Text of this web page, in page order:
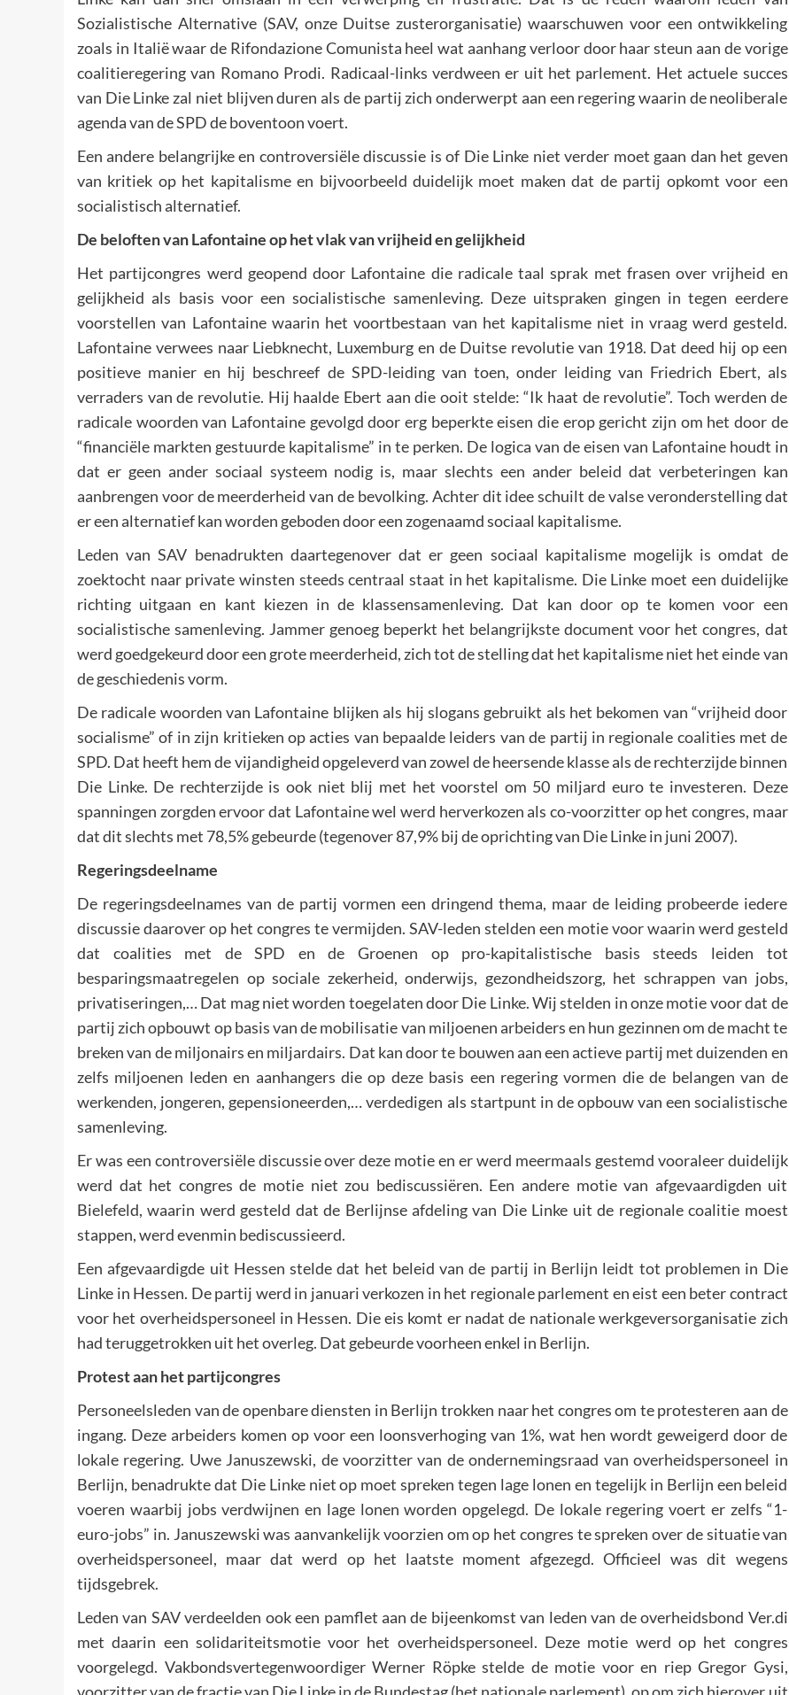
Sozialistische Alternative (SAV, onze Duitse zusterorganisatie) waarschuwen voor een ontwikkeling
zoals in Italië waar de Rifondazione Comunista heel wat aanhang verloor door haar steun aan de vorige
coalitieregering van Romano Prodi. Radicaal-links verdween er uit het parlement. Het actuele succes
van Die Linke zal niet blijven duren als de partij zich onderwerpt aan een regering waarin de neoliberale
agenda van de SPD de boventoon voert.
Een andere belangrijke en controversiële discussie is of Die Linke niet verder moet gaan dan het geven
van kritiek op het kapitalisme en bijvoorbeeld duidelijk moet maken dat de partij opkomt voor een
socialistisch alternatief.
De beloften van Lafontaine op het vlak van vrijheid en gelijkheid
Het partijcongres werd geopend door Lafontaine die radicale taal sprak met frasen over vrijheid en
gelijkheid als basis voor een socialistische samenleving. Deze uitspraken gingen in tegen eerdere
voorstellen van Lafontaine waarin het voortbestaan van het kapitalisme niet in vraag werd gesteld.
Lafontaine verwees naar Liebknecht, Luxemburg en de Duitse revolutie van 1918. Dat deed hij op een
positieve manier en hij beschreef de SPD-leiding van toen, onder leiding van Friedrich Ebert, als
verraders van de revolutie. Hij haalde Ebert aan die ooit stelde: “Ik haat de revolutie”. Toch werden de
radicale woorden van Lafontaine gevolgd door erg beperkte eisen die erop gericht zijn om het door de
“financiële markten gestuurde kapitalisme” in te perken. De logica van de eisen van Lafontaine houdt in
dat er geen ander sociaal systeem nodig is, maar slechts een ander beleid dat verbeteringen kan
aanbrengen voor de meerderheid van de bevolking. Achter dit idee schuilt de valse veronderstelling dat
er een alternatief kan worden geboden door een zogenaamd sociaal kapitalisme.
Leden van SAV benadrukten daartegenover dat er geen sociaal kapitalisme mogelijk is omdat de
zoektocht naar private winsten steeds centraal staat in het kapitalisme. Die Linke moet een duidelijke
richting uitgaan en kant kiezen in de klassensamenleving. Dat kan door op te komen voor een
socialistische samenleving. Jammer genoeg beperkt het belangrijkste document voor het congres, dat
werd goedgekeurd door een grote meerderheid, zich tot de stelling dat het kapitalisme niet het einde van
de geschiedenis vorm.
De radicale woorden van Lafontaine blijken als hij slogans gebruikt als het bekomen van “vrijheid door
socialisme” of in zijn kritieken op acties van bepaalde leiders van de partij in regionale coalities met de
SPD. Dat heeft hem de vijandigheid opgeleverd van zowel de heersende klasse als de rechterzijde binnen
Die Linke. De rechterzijde is ook niet blij met het voorstel om 50 miljard euro te investeren. Deze
spanningen zorgden ervoor dat Lafontaine wel werd herverkozen als co-voorzitter op het congres, maar
dat dit slechts met 78,5% gebeurde (tegenover 87,9% bij de oprichting van Die Linke in juni 2007).
Regeringsdeelname
De regeringsdeelnames van de partij vormen een dringend thema, maar de leiding probeerde iedere
discussie daarover op het congres te vermijden. SAV-leden stelden een motie voor waarin werd gesteld
dat coalities met de SPD en de Groenen op pro-kapitalistische basis steeds leiden tot
besparingsmaatregelen op sociale zekerheid, onderwijs, gezondheidszorg, het schrappen van jobs,
privatiseringen,… Dat mag niet worden toegelaten door Die Linke. Wij stelden in onze motie voor dat de
partij zich opbouwt op basis van de mobilisatie van miljoenen arbeiders en hun gezinnen om de macht te
breken van de miljonairs en miljardairs. Dat kan door te bouwen aan een actieve partij met duizenden en
zelfs miljoenen leden en aanhangers die op deze basis een regering vormen die de belangen van de
werkenden, jongeren, gepensioneerden,… verdedigen als startpunt in de opbouw van een socialistische
samenleving.
Er was een controversiële discussie over deze motie en er werd meermaals gestemd vooraleer duidelijk
werd dat het congres de motie niet zou bediscussiëren. Een andere motie van afgevaardigden uit
Bielefeld, waarin werd gesteld dat de Berlijnse afdeling van Die Linke uit de regionale coalitie moest
stappen, werd evenmin bediscussieerd.
Een afgevaardigde uit Hessen stelde dat het beleid van de partij in Berlijn leidt tot problemen in Die
Linke in Hessen. De partij werd in januari verkozen in het regionale parlement en eist een beter contract
voor het overheidspersoneel in Hessen. Die eis komt er nadat de nationale werkgeversorganisatie zich
had teruggetrokken uit het overleg. Dat gebeurde voorheen enkel in Berlijn.
Protest aan het partijcongres
Personeelsleden van de openbare diensten in Berlijn trokken naar het congres om te protesteren aan de
ingang. Deze arbeiders komen op voor een loonsverhoging van 1%, wat hen wordt geweigerd door de
lokale regering. Uwe Januszewski, de voorzitter van de ondernemingsraad van overheidspersoneel in
Berlijn, benadrukte dat Die Linke niet op moet spreken tegen lage lonen en tegelijk in Berlijn een beleid
voeren waarbij jobs verdwijnen en lage lonen worden opgelegd. De lokale regering voert er zelfs “1-
euro-jobs” in. Januszewski was aanvankelijk voorzien om op het congres te spreken over de situatie van
overheidspersoneel, maar dat werd op het laatste moment afgezegd. Officieel was dit wegens
tijdsgebrek.
Leden van SAV verdeelden ook een pamflet aan de bijeenkomst van leden van de overheidsbond Ver.di
met daarin een solidariteitsmotie voor het overheidspersoneel. Deze motie werd op het congres
voorgelegd. Vakbondsvertegenwoordiger Werner Röpke stelde de motie voor en riep Gregor Gysi,